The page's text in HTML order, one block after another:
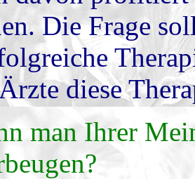
Die Frage
diese
man Ihrer